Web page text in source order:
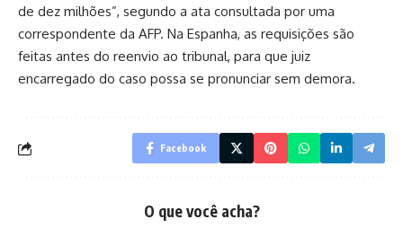
de dez milhões”, segundo a ata consultada por uma
correspondente da AFP. Na Espanha, as requisições são
feitas antes do reenvio ao tribunal, para que juiz
encarregado do caso possa se pronunciar sem demora.
Facebook
O que você acha?